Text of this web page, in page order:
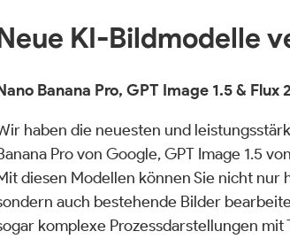
KI-Bildmodelle
Banana Pro, GPT Image 1.5 & Flux
haben die neuesten und
Pro von Google, GPT Image 1.5
diesen Modellen können Sie nicht
auch bestehende Bilder
komplexe Prozessdarstellungen